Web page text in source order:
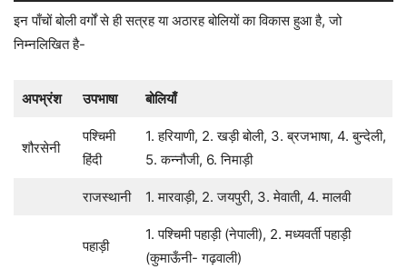
इन पाँचों बोली वर्गों से ही सत्रह या अठारह बोलियों का विकास हुआ है, जो
निम्नलिखित है-
अपभ्रंश उपभाषा बोलियाँ
शौरसेनी
पश्चिमी
हिंदी
1. हरियाणी, 2. खड़ी बोली, 3. ब्रजभाषा, 4. बुन्देली,
5. कन्नौजी, 6. निमाड़ी
राजस्थानी 1. मारवाड़ी, 2. जयपुरी, 3. मेवाती, 4. मालवी
पहाड़ी
1. पश्चिमी पहाड़ी (नेपाली), 2. मध्यवर्ती पहाड़ी
(कुमाऊँनी- गढ़वाली)